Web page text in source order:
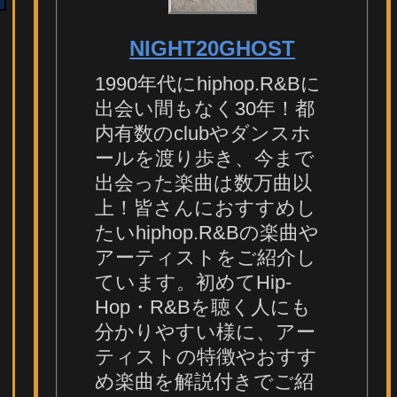
NIGHT20GHOST
1990年代にhiphop.R&Bに
出会い間もなく30年！都
内有数のclubやダンスホ
ールを渡り歩き、今まで
出会った楽曲は数万曲以
上！皆さんにおすすめし
たいhiphop.R&Bの楽曲や
アーティストをご紹介し
ています。初めてHip-
Hop・R&Bを聴く人にも
分かりやすい様に、アー
ティストの特徴やおすす
め楽曲を解説付きでご紹